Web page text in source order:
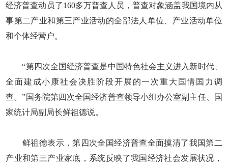
经济普查动员了160多万普查人员，普查对象涵盖我国境内从
事第二产业和第三产业活动的全部法人单位、产业活动单位
和个体经营户。
“第四次全国经济普查是中国特色社会主义进入新时代、
全面建成小康社会决胜阶段开展的一次重大国情国力调
查。”国务院第四次全国经济普查领导小组办公室副主任、国
家统计局副局长鲜祖德说。
鲜祖德表示，第四次全国经济普查全面摸清了我国第二
产业和第三产业家底，系统反映了我国经济社会发展状况，